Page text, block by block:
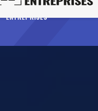
TOUTE L’ACTUALITÉ LYON
ENTREPRISES